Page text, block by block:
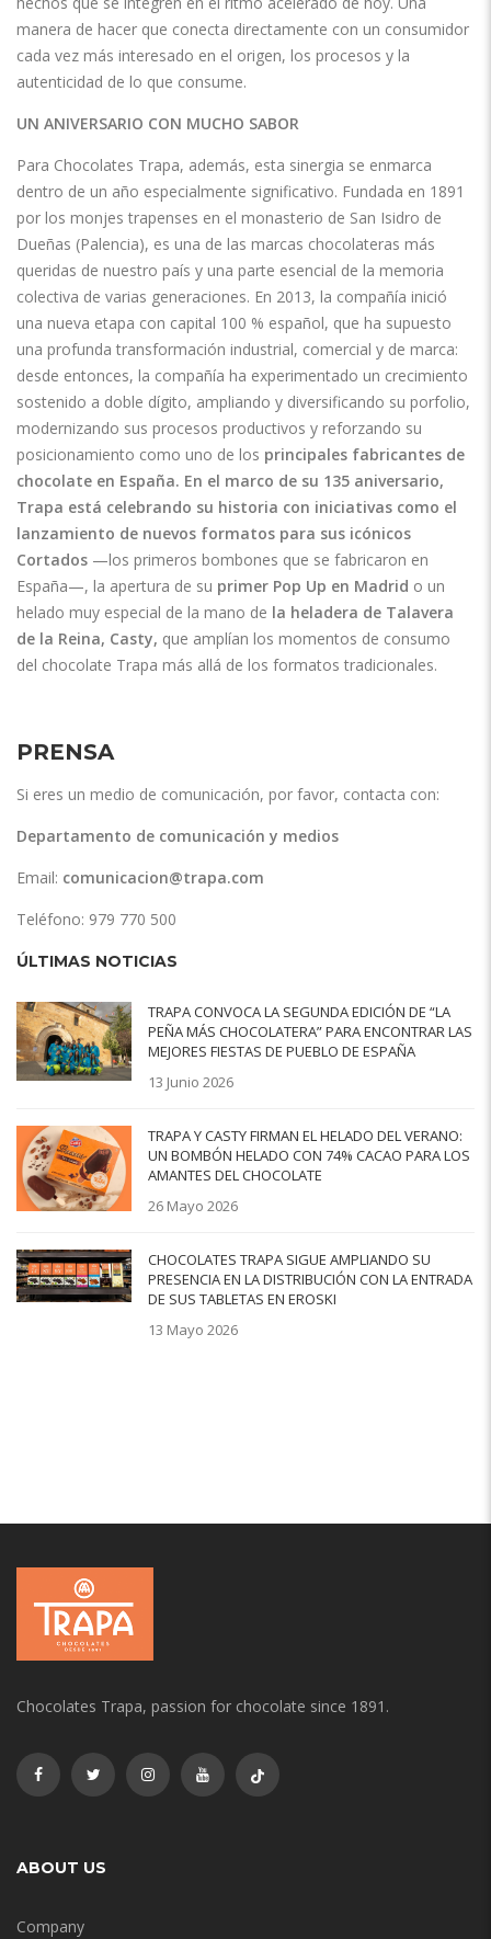
manera de hacer que conecta directamente con un consumidor
cada vez más interesado en el origen, los procesos y la
autenticidad de lo que consume.
UN ANIVERSARIO CON MUCHO SABOR
Para Chocolates Trapa, además, esta sinergia se enmarca
dentro de un año especialmente significativo. Fundada en 1891
por los monjes trapenses en el monasterio de San Isidro de
Dueñas (Palencia), es una de las marcas chocolateras más
queridas de nuestro país y una parte esencial de la memoria
colectiva de varias generaciones. En 2013, la compañía inició
una nueva etapa con capital 100 % español, que ha supuesto
una profunda transformación industrial, comercial y de marca:
desde entonces, la compañía ha experimentado un crecimiento
sostenido a doble dígito, ampliando y diversificando su porfolio,
modernizando sus procesos productivos y reforzando su
posicionamiento como uno de los principales fabricantes de
chocolate en España. En el marco de su 135 aniversario,
Trapa está celebrando su historia con iniciativas como el
lanzamiento de nuevos formatos para sus icónicos
Cortados —los primeros bombones que se fabricaron en
España—, la apertura de su primer Pop Up en Madrid o un
helado muy especial de la mano de la heladera de Talavera
de la Reina, Casty, que amplían los momentos de consumo
del chocolate Trapa más allá de los formatos tradicionales.
PRENSA
Si eres un medio de comunicación, por favor, contacta con:
Departamento de comunicación y medios
Email: comunicacion@trapa.com
Teléfono: 979 770 500
ÚLTIMAS NOTICIAS
TRAPA CONVOCA LA SEGUNDA EDICIÓN DE “LA
PEÑA MÁS CHOCOLATERA” PARA ENCONTRAR LAS
MEJORES FIESTAS DE PUEBLO DE ESPAÑA
13 Junio 2026
TRAPA Y CASTY FIRMAN EL HELADO DEL VERANO:
UN BOMBÓN HELADO CON 74% CACAO PARA LOS
AMANTES DEL CHOCOLATE
26 Mayo 2026
CHOCOLATES TRAPA SIGUE AMPLIANDO SU
PRESENCIA EN LA DISTRIBUCIÓN CON LA ENTRADA
DE SUS TABLETAS EN EROSKI
13 Mayo 2026
Chocolates Trapa, passion for chocolate since 1891.
ABOUT US
Company